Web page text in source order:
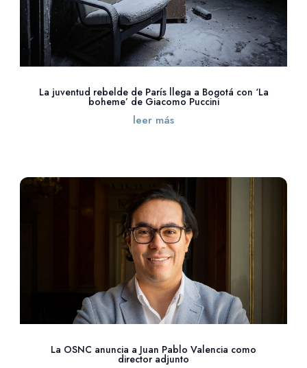
La juventud rebelde de París llega a Bogotá con ‘La
boheme’ de Giacomo Puccini
leer más
La OSNC anuncia a Juan Pablo Valencia como
director adjunto